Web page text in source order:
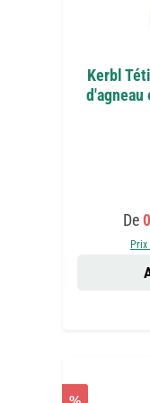
Kerbl
d'agneau
De